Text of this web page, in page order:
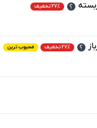
27% تخفیف
27% تخفیف محبوب ترین